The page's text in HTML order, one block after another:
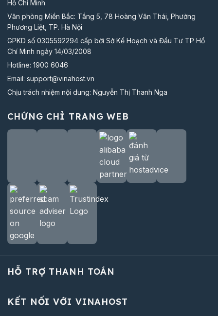
Hồ Chí Minh
Văn phòng Miền Bắc: Tầng 5, 78 Hoàng Văn Thái, Phường
Phương Liệt, TP. Hà Nội
GPKD số 0305592294 cấp bởi Sở Kế Hoạch và Đầu Tư TP Hồ
Chí Minh ngày 14/03/2008
Hotline: 1900 6046
Email: support@vinahost.vn
Chịu trách nhiệm nội dung: Nguyễn Thị Thanh Nga
CHỨNG CHỈ TRANG WEB
HỖ TRỢ THANH TOÁN
KẾT NỐI VỚI VINAHOST